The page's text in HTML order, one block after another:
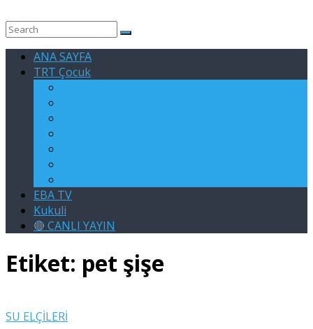
ANA SAYFA
TRT Çocuk
EBA TV
Kukuli
🔴 CANLI YAYIN
Etiket: pet şişe
SU ELÇİLERİ